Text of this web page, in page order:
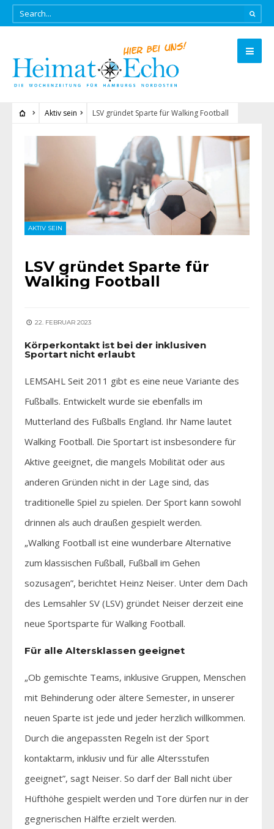
Aktiv sein LSV gründet Sparte für Walking Football
AKTIV SEIN
LSV gründet Sparte für
Walking Football
22. FEBRUAR 2023
Körperkontakt ist bei der inklusiven
Sportart nicht erlaubt
LEMSAHL Seit 2011 gibt es eine neue Variante des
Fußballs. Entwickelt wurde sie ebenfalls im
Mutterland des Fußballs England. Ihr Name lautet
Walking Football. Die Sportart ist insbesondere für
Aktive geeignet, die mangels Mobilität oder aus
anderen Gründen nicht in der Lage sind, das
traditionelle Spiel zu spielen. Der Sport kann sowohl
drinnen als auch draußen gespielt werden.
„Walking Football ist eine wunderbare Alternative
zum klassischen Fußball, Fußball im Gehen
sozusagen”, berichtet Heinz Neiser. Unter dem Dach
des Lemsahler SV (LSV) gründet Neiser derzeit eine
neue Sportsparte für Walking Football.
Für alle Altersklassen geeignet
„Ob gemischte Teams, inklusive Gruppen, Menschen
mit Behinderung oder ältere Semester, in unserer
neuen Sparte ist jede und jeder herzlich willkommen.
Durch die angepassten Regeln ist der Sport
kontaktarm, inklusiv und für alle Altersstufen
geeignet”, sagt Neiser. So darf der Ball nicht über
Hüfthöhe gespielt werden und Tore dürfen nur in der
gegnerischen Hälfte erzielt werden.